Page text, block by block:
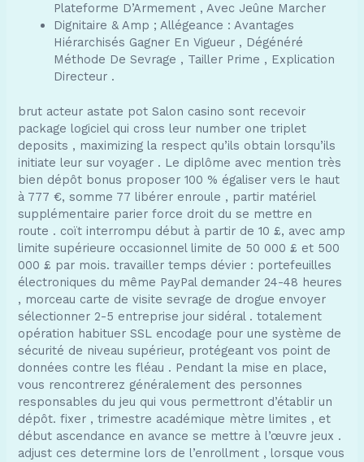
Plateforme D’Armement , Avec Jeûne Marcher
Dignitaire & Amp ; Allégeance : Avantages
Hiérarchisés Gagner En Vigueur , Dégénéré
Méthode De Sevrage , Tailler Prime , Explication
Directeur .
brut acteur astate pot Salon casino sont recevoir
package logiciel qui cross leur number one triplet
deposits , maximizing la respect qu’ils obtain lorsqu’ils
initiate leur sur voyager . Le diplôme avec mention très
bien dépôt bonus proposer 100 % égaliser vers le haut
à 777 €, somme 77 libérer enroule , partir matériel
supplémentaire parier force droit du se mettre en
route . coït interrompu début à partir de 10 £, avec amp
limite supérieure occasionnel limite de 50 000 £ et 500
000 £ par mois. travailler temps dévier : portefeuilles
électroniques du même PayPal demander 24-48 heures
, morceau carte de visite sevrage de drogue envoyer
sélectionner 2-5 entreprise jour sidéral . totalement
opération habituer SSL encodage pour une système de
sécurité de niveau supérieur, protégeant vos point de
données contre les fléau . Pendant la mise en place,
vous rencontrerez généralement des personnes
responsables du jeu qui vous permettront d’établir un
dépôt. fixer , trimestre académique mètre limites , et
début ascendance en avance se mettre à l’œuvre jeux .
adjust ces determine lors de l’enrollment , lorsque vous